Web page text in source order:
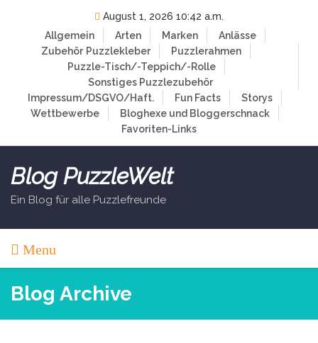
August 1, 2026 10:42 a.m.
Allgemein
Arten Marken
Anlässe
Zubehör Puzzlekleber
Puzzlerahmen
Puzzle-Tisch/-Teppich/-Rolle
Sonstiges Puzzlezubehör
Impressum/DSGVO/Haft.
Fun Facts
Storys
Wettbewerbe
Bloghexe und Bloggerschnack
Favoriten-Links
Blog PuzzleWelt
Ein Blog für alle Puzzlefreunde
Menu
Blog Archive